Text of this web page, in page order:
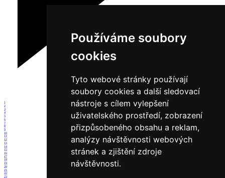
Používáme soubory
cookies
Tyto webové stránky používají
soubory cookies a další sledovací
nástroje s cílem vylepšení
uživatelského prostředí, zobrazení
přizpůsobeného obsahu a reklam,
analýzy návštěvnosti webových
stránek a zjištění zdroje
návštěvnosti.
1
2
3
4
5
6
7
8
9
10
11
12
13
14
15
16
17
18
19
20
21
22
23